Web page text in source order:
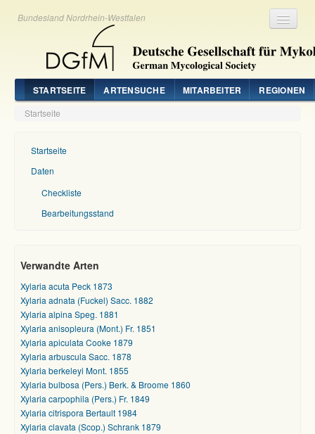
Bundesland Nordrhein-Westfalen
STARTSEITE ARTENSUCHE MITARBEITER REGIONEN
Startseite
Startseite
Daten
Checkliste
Bearbeitungsstand
Verwandte Arten
Xylaria acuta Peck 1873
Xylaria adnata (Fuckel) Sacc. 1882
Xylaria alpina Speg. 1881
Xylaria anisopleura (Mont.) Fr. 1851
Xylaria apiculata Cooke 1879
Xylaria arbuscula Sacc. 1878
Xylaria berkeleyi Mont. 1855
Xylaria bulbosa (Pers.) Berk. & Broome 1860
Xylaria carpophila (Pers.) Fr. 1849
Xylaria citrispora Bertault 1984
Xylaria clavata (Scop.) Schrank 1879